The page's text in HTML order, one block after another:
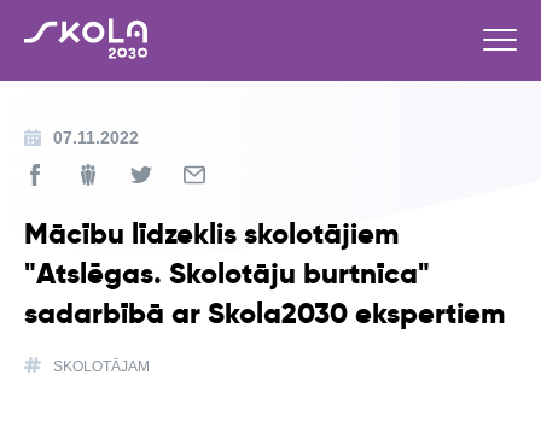
07.11.2022
Mācību līdzeklis skolotājiem
"Atslēgas. Skolotāju burtnīca"
sadarbībā ar Skola2030 ekspertiem
SKOLOTĀJAM